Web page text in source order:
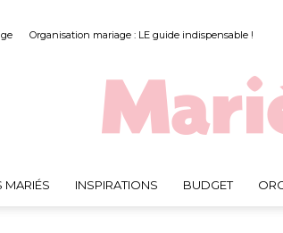
Organisation mariage : LE guide indispensable !
MARIÉS INSPIRATIONS BUDGET